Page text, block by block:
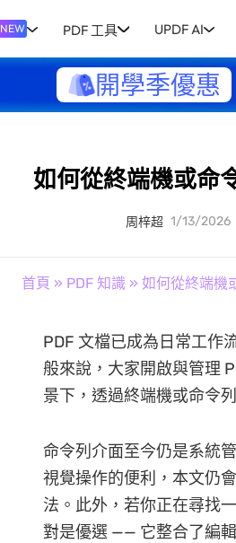
NEW PDF 工具 UPDF AI
開學季優惠
如何從終端機或命
周梓超 1/13/2026
首頁 » PDF 知識 » 如何從終端機
PDF 文檔已成為日常工作
般來說，大家開啟與管理
景下，透過終端機或命令
命令列介面至今仍是系統
視覺操作的便利，本文仍
法。此外，若你正在尋找
對是優選 —— 它整合了編